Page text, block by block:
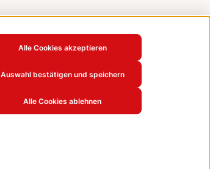
Alle Cookies akzeptieren
Auswahl bestätigen und speichern
Alle Cookies ablehnen